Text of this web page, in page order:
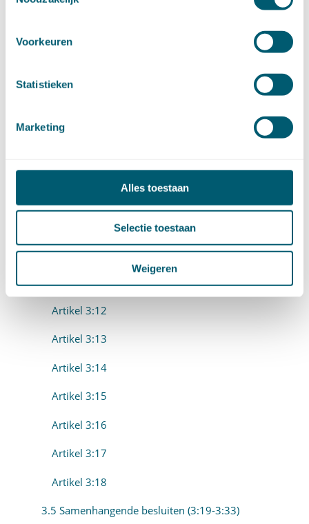
Voorkeuren
Statistieken
Marketing
Alles toestaan
Selectie toestaan
Weigeren
Artikel 3:7
Artikel 3:8
3.4 Uniforme openbare voorbereidingsprocedure
(artt. 3:10-3:18)
Artikel 3:10
Artikel 3:11
Artikel 3:12
Artikel 3:13
Artikel 3:14
Artikel 3:15
Artikel 3:16
Artikel 3:17
Artikel 3:18
3.5 Samenhangende besluiten (3:19-3:33)